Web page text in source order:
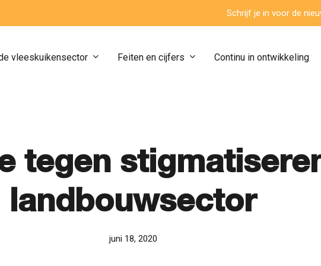
Schrijf je in voor de
vleeskuikensector Feiten en cijfers Continu in ontwikkeling
tegen
landbouwsector
juni 18, 2020